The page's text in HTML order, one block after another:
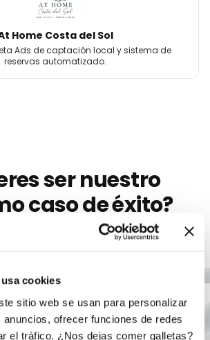
cookies
sitio web se usan para personalizar
ofrecer funciones de redes
el tráfico. ¿Nos dejas comer galletas?
Home Costa del Sol
Ads de captación local y sistema de
reservas automatizado.
ser nuestro
caso de éxito?
10 años ayudando amarcas
como
con marketing digital serio. Sin
auditoría gratis